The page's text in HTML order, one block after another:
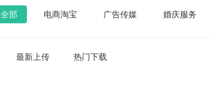
朋友圈封面 早安 课程封面 微信头像
全部 电商淘宝 广告传媒 婚庆服务
最新上传 热门下载